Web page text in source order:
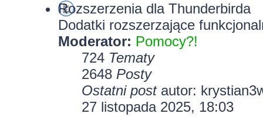
Rozszerzenia dla Thunderbirda
Dodatki rozszerzające
Moderator: Pomocy?!
724 Tematy
2648 Posty
Ostatni postautor:
27 listopada 2025, 18:03